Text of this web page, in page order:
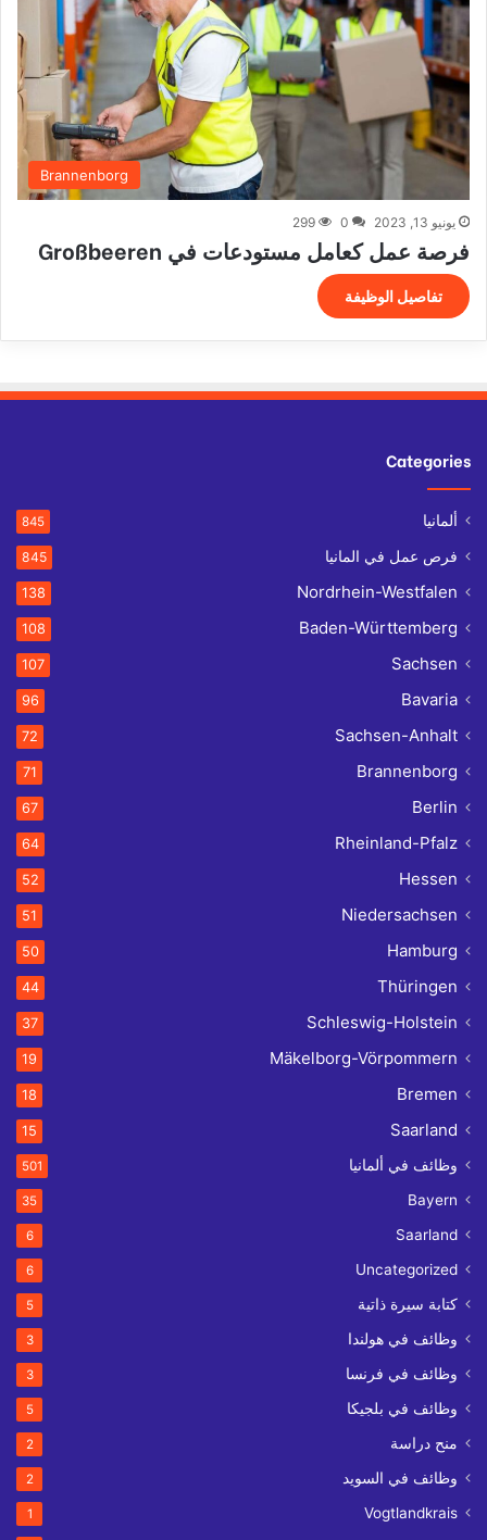
Brannenborg
يونيو 13, 2023 0
299
فرصة عمل كعامل مستودعات في Großbeeren
تفاصيل الوظيفة
Categories
ألمانيا 845
فرص عمل في المانيا 845
Nordrhein-Westfalen
138
Baden-Württemberg
108
Sachsen
107
Bavaria
96
Sachsen-Anhalt
72
Brannenborg
71
Berlin
67
Rheinland-Pfalz
64
Hessen
52
Niedersachsen
51
Hamburg
50
Thüringen
44
Schleswig-Holstein
37
Mäkelborg-Vörpommern
19
Bremen
18
Saarland
15
وظائف في ألمانيا 501
Bayern
35
Saarland
6
Uncategorized
6
كتابة سيرة ذاتية 5
وظائف في هولندا 3
وظائف في فرنسا 3
وظائف في بلجيكا 5
منح دراسة 2
وظائف في السويد 2
Vogtlandkrais
1